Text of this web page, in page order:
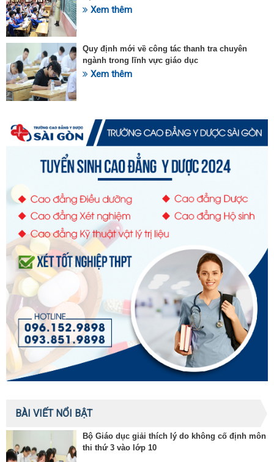
Xem thêm
Quy định mới về công tác thanh tra chuyên
ngành trong lĩnh vực giáo dục
Xem thêm
BÀI VIẾT NỔI BẬT
Bộ Giáo dục giải thích lý do không cố định môn
thi thứ 3 vào lớp 10